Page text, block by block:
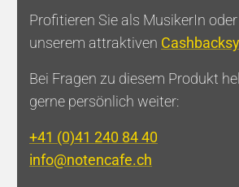
Profitieren Sie als MusikerIn
unserem attraktiven
Bei Fragen zu diesem Produkt
gerne persönlich weiter:
+41 (0)41 240 84 40
info@notencafe.ch